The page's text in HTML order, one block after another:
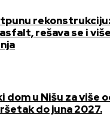
rešava se i
u Nišu za više
do juna 2027.